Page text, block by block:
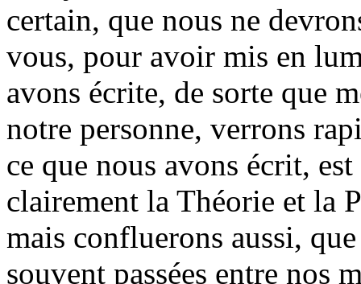
certain, que nous ne
vous, pour avoir mis en
avons écrite, de sorte que
notre personne, verrons
ce que nous avons écrit,
clairement la Théorie et la
mais confluerons aussi,
souvent passées entre nos